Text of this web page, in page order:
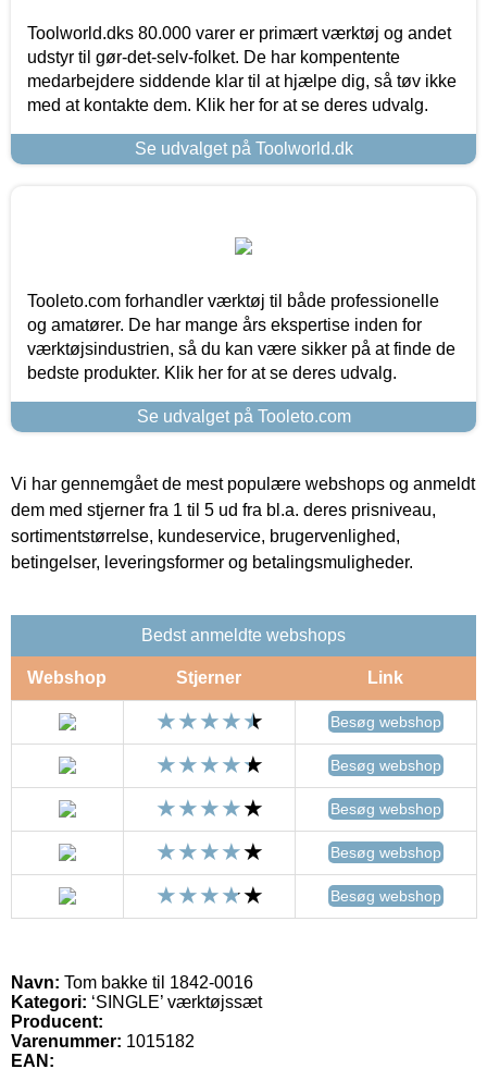
Toolworld.dks 80.000 varer er primært værktøj og andet
udstyr til gør-det-selv-folket. De har kompentente
medarbejdere siddende klar til at hjælpe dig, så tøv ikke
med at kontakte dem. Klik her for at se deres udvalg.
Se udvalget på Toolworld.dk
Tooleto.com forhandler værktøj til både professionelle
og amatører. De har mange års ekspertise inden for
værktøjsindustrien, så du kan være sikker på at finde de
bedste produkter. Klik her for at se deres udvalg.
Se udvalget på Tooleto.com
Vi har gennemgået de mest populære webshops og anmeldt
dem med stjerner fra 1 til 5 ud fra bl.a. deres prisniveau,
sortimentstørrelse, kundeservice, brugervenlighed,
betingelser, leveringsformer og betalingsmuligheder.
Bedst anmeldte webshops
Webshop Stjerner Link
Besøg webshop
Besøg webshop
Besøg webshop
Besøg webshop
Besøg webshop
Navn: Tom bakke til 1842-0016
Kategori: ‘SINGLE’ værktøjssæt
Producent:
Varenummer: 1015182
EAN: